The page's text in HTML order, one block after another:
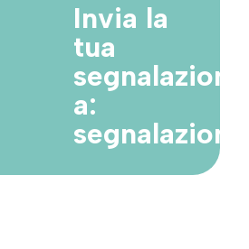
Invia la
tua
segnalazione
a: